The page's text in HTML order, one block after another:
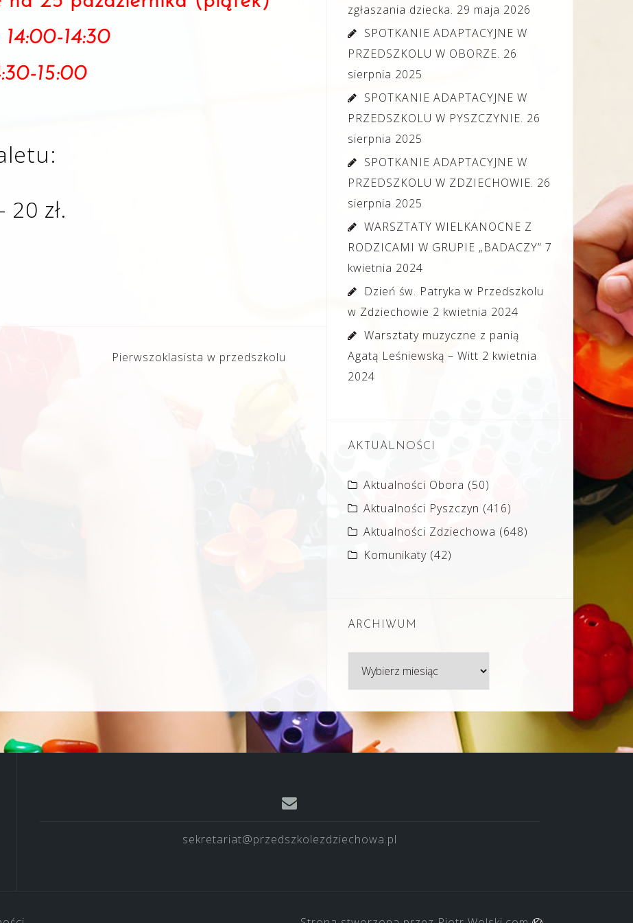
14:30
15:00
zł.
Pierwszoklasista w przedszkolu
zgłaszania dziecka. 29 maja 2026
SPOTKANIE ADAPTACYJNE W
PRZEDSZKOLU W OBORZE. 26
sierpnia 2025
SPOTKANIE ADAPTACYJNE W
PRZEDSZKOLU W PYSZCZYNIE. 26
sierpnia 2025
SPOTKANIE ADAPTACYJNE W
PRZEDSZKOLU W ZDZIECHOWIE. 26
sierpnia 2025
WARSZTATY WIELKANOCNE Z
RODZICAMI W GRUPIE „BADACZY” 7
kwietnia 2024
Dzień św. Patryka w Przedszkolu
w Zdziechowie 2 kwietnia 2024
Warsztaty muzyczne z panią
Agatą Leśniewską – Witt 2 kwietnia
2024
AKTUALNOŚCI
Aktualności Obora (50)
Aktualności Pyszczyn (416)
Aktualności Zdziechowa (648)
Komunikaty (42)
ARCHIWUM
sekretariat@przedszkolezdziechowa.pl